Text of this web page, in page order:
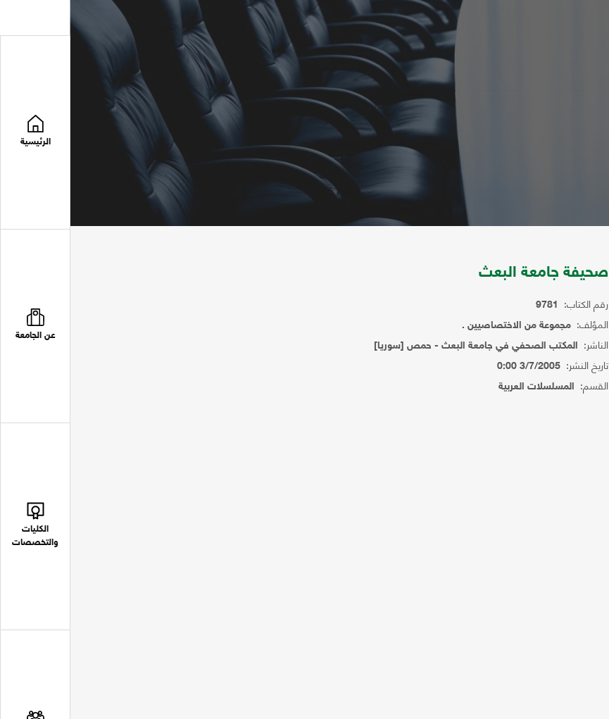
الرئيسية
عن الجامعة
الكليات
والتخصصات
صحيفة جامعة البعث
رقم الكتاب: 9781
المؤلف: مجموعة من الاختصاصيين .
الناشر: المكتب الصحفي في جامعة البعث - حمص [سوريا]
تاريخ النشر: 3/7/2005 0:00
القسم: المسلسلات العربية